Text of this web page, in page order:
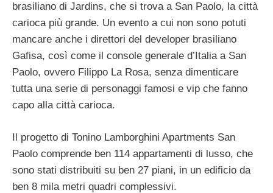
brasiliano di Jardins, che si trova a San Paolo, la città
carioca più grande. Un evento a cui non sono potuti
mancare anche i direttori del developer brasiliano
Gafisa, così come il console generale d’Italia a San
Paolo, ovvero Filippo La Rosa, senza dimenticare
tutta una serie di personaggi famosi e vip che fanno
capo alla città carioca.
Il progetto di Tonino Lamborghini Apartments San
Paolo comprende ben 114 appartamenti di lusso, che
sono stati distribuiti su ben 27 piani, in un edificio da
ben 8 mila metri quadri complessivi.